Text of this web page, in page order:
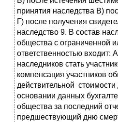
принятия наследства В)
Г) после получения
наследство 9. В состав
общества с ограниченной
ответственностью входит:
наследников стать
компенсация участников
действительной
основании данных
общества за последний
предшествующий дню